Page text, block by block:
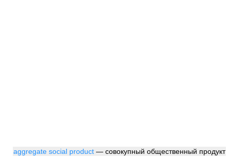
aggregate social product — совокупный общественный продукт